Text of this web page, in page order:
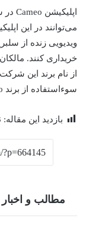
می‌توانند در این
ویدیویی زنده از
سوءاستفاده از برند Cameo است.
بازدید این مقاله:
مطالب و